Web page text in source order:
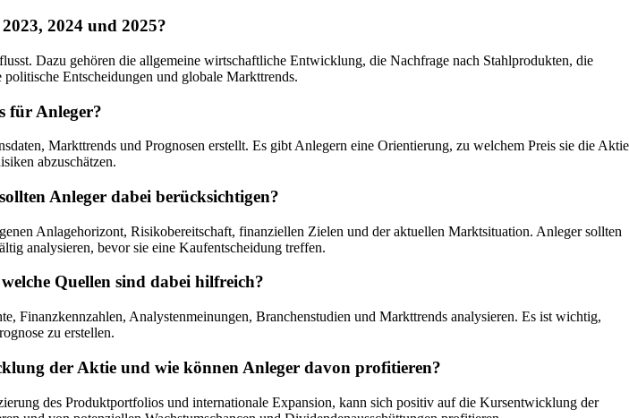
2024 und 2025?
Dazu gehören die allgemeine wirtschaftliche Entwicklung, die Nachfrage nach Stahlprodukten, die
Entscheidungen und globale Markttrends.
für Anleger?
Markttrends und Prognosen erstellt. Es gibt Anlegern eine Orientierung, zu welchem Preis sie die Aktie
abzuschätzen.
Anleger dabei berücksichtigen?
Anlagehorizont, Risikobereitschaft, finanziellen Zielen und der aktuellen Marktsituation. Anleger sollten
analysieren, bevor sie eine Kaufentscheidung treffen.
Quellen sind dabei hilfreich?
Finanzkennzahlen, Analystenmeinungen, Branchenstudien und Markttrends analysieren. Es ist wichtig,
zu erstellen.
der Aktie und wie können Anleger davon profitieren?
des Produktportfolios und internationale Expansion, kann sich positiv auf die Kursentwicklung der